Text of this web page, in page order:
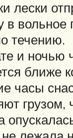
лески
в вольное
течению.
и ночью
ближе
часы
грузом,